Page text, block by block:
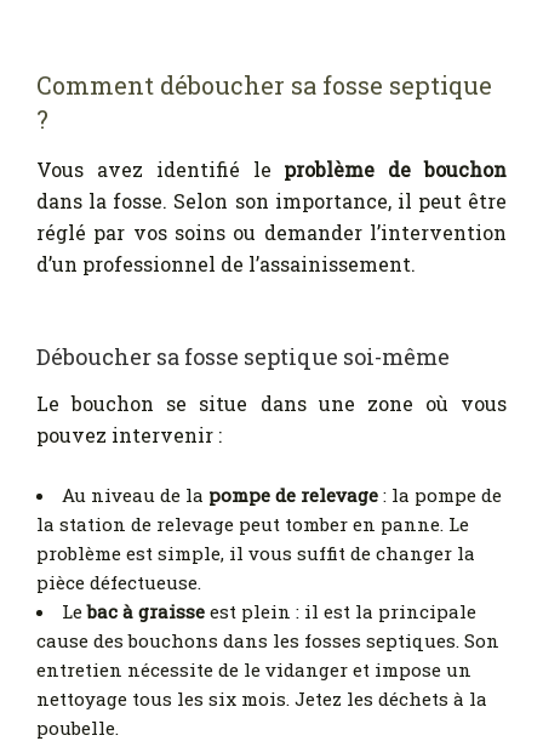
Comment déboucher sa fosse septique
?
Vous avez identifié le problème de bouchon
dans la fosse. Selon son importance, il peut être
réglé par vos soins ou demander l’intervention
d’un professionnel de l’assainissement.
Déboucher sa fosse septique soi-même
Le bouchon se situe dans une zone où vous
pouvez intervenir :
Au niveau de la pompe de relevage : la pompe de
la station de relevage peut tomber en panne. Le
problème est simple, il vous suffit de changer la
pièce défectueuse.
Lebac à graisse est plein : il est la principale
cause des bouchons dans les fosses septiques. Son
entretien nécessite de le vidanger et impose un
nettoyage tous les six mois. Jetez les déchets à la
poubelle.